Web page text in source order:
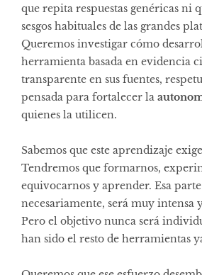
que repita respuestas genéricas ni
sesgos habituales de las grandes
Queremos investigar cómo
herramienta basada en evidencia
transparente en sus fuentes,
pensada para fortalecer la
quienes la utilicen.
Sabemos que este aprendizaje
Tendremos que formarnos,
equivocarnos y aprender. Esa
necesariamente, será muy
Pero el objetivo nunca será
han sido el resto de herramientas